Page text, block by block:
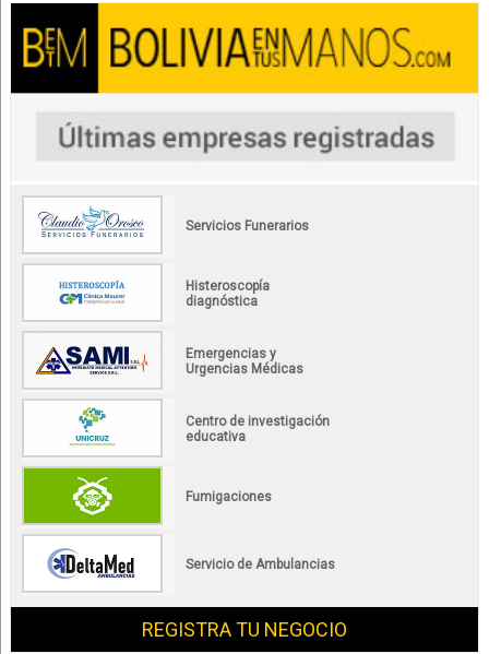
Servicios Funerarios
Histeroscopía
diagnóstica
Emergencias y
Urgencias Médicas
Centro de investigación
educativa
Fumigaciones
Servicio de Ambulancias
REGISTRA TU NEGOCIO